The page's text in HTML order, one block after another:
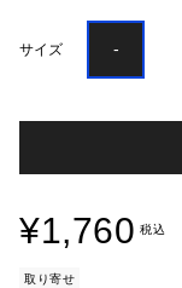
サイズ -
¥1,760 税込
取り寄せ